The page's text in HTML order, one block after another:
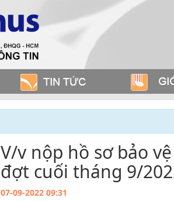
V/v nộp hồ sơ bảo
đợt cuối tháng 9/
07-09-2022 09:31